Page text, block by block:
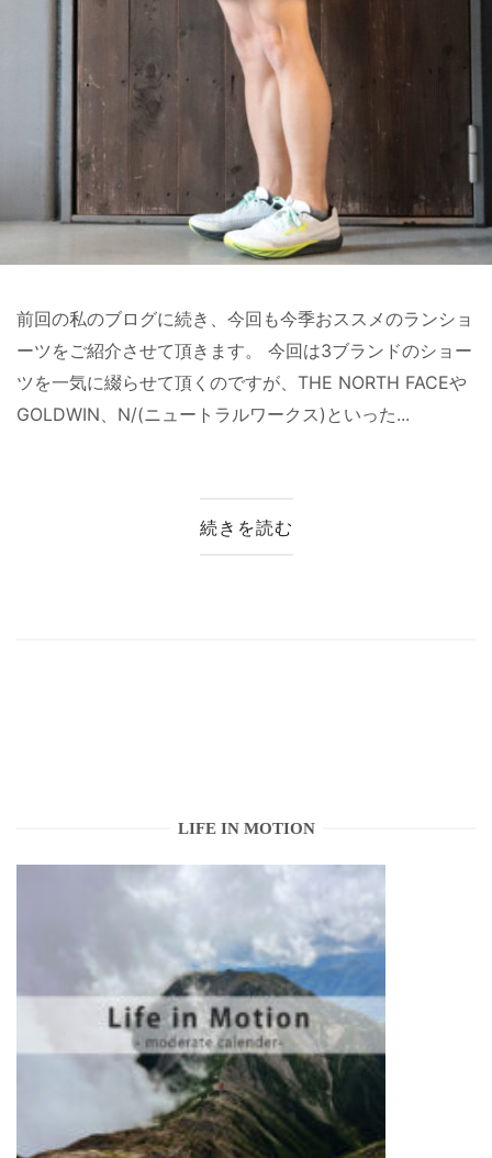
前回の私のブログに続き、今回も今季おススメのランショ
ーツをご紹介させて頂きます。 今回は3ブランドのショー
ツを一気に綴らせて頂くのですが、THE NORTH FACEや
GOLDWIN、N/(ニュートラルワークス)といった...
続きを読む
LIFE IN MOTION